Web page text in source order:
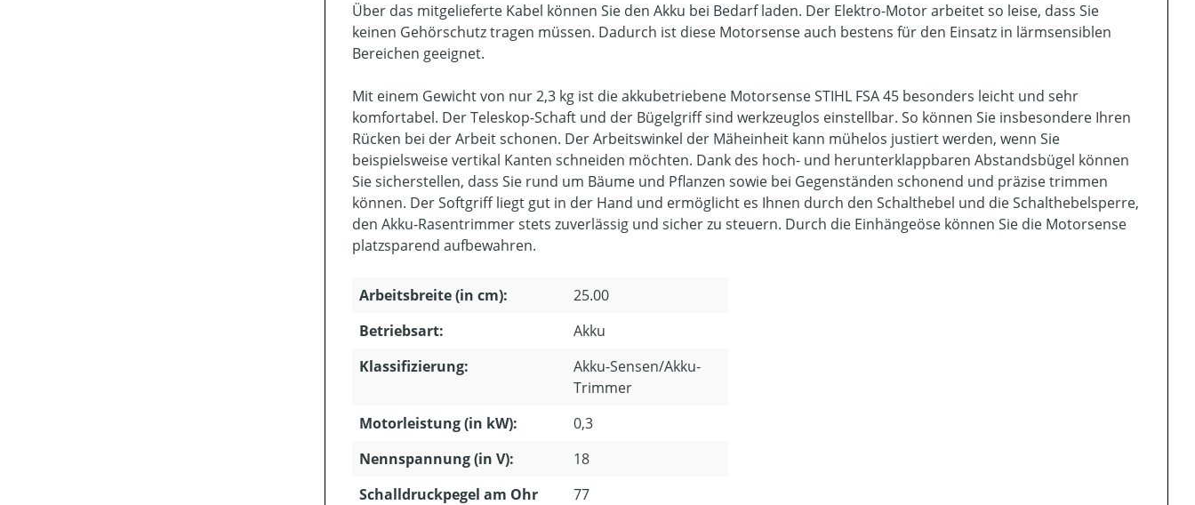
Über das mitgelieferte Kabel können Sie den Akku bei Bedarf laden. Der Elektro-Motor arbeitet so leise, dass Sie
keinen Gehörschutz tragen müssen. Dadurch ist diese Motorsense auch bestens für den Einsatz in lärmsensiblen
Bereichen geeignet.
Mit einem Gewicht von nur 2,3 kg ist die akkubetriebene Motorsense STIHL FSA 45 besonders leicht und sehr
komfortabel. Der Teleskop-Schaft und der Bügelgriff sind werkzeuglos einstellbar. So können Sie insbesondere Ihren
Rücken bei der Arbeit schonen. Der Arbeitswinkel der Mäheinheit kann mühelos justiert werden, wenn Sie
beispielsweise vertikal Kanten schneiden möchten. Dank des hoch- und herunterklappbaren Abstandsbügel können
Sie sicherstellen, dass Sie rund um Bäume und Pflanzen sowie bei Gegenständen schonend und präzise trimmen
können. Der Softgriff liegt gut in der Hand und ermöglicht es Ihnen durch den Schalthebel und die Schalthebelsperre,
den Akku-Rasentrimmer stets zuverlässig und sicher zu steuern. Durch die Einhängeöse können Sie die Motorsense
platzsparend aufbewahren.
Arbeitsbreite (in cm):
25.00
Betriebsart:
Akku
Klassifizierung:
Akku-Sensen/Akku-
Trimmer
Motorleistung (in kW):
0,3
Nennspannung (in V):
18
Schalldruckpegel am Ohr
77